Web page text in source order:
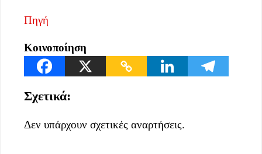
Πηγή
Κοινοποίηση
Σχετικά:
Δεν υπάρχουν σχετικές αναρτήσεις.